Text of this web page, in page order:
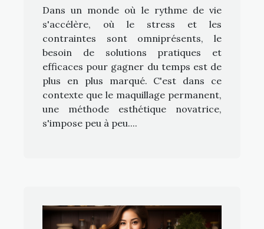
Dans un monde où le rythme de vie
s'accélère, où le stress et les
contraintes sont omniprésents, le
besoin de solutions pratiques et
efficaces pour gagner du temps est de
plus en plus marqué. C'est dans ce
contexte que le maquillage permanent,
une méthode esthétique novatrice,
s'impose peu à peu....